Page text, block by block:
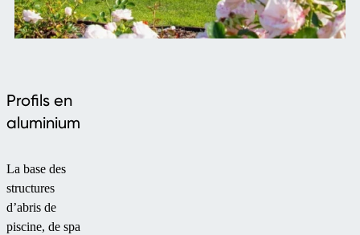
Profils en
aluminium
La base des
structures
d’abris de
piscine, de spa